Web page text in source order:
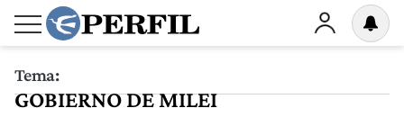
Tema:
GOBIERNO DE MILEI